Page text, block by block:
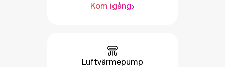
Kom igång
Luftvärmepump